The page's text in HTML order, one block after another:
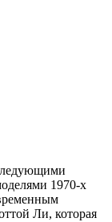
1970-х
Ли, которая